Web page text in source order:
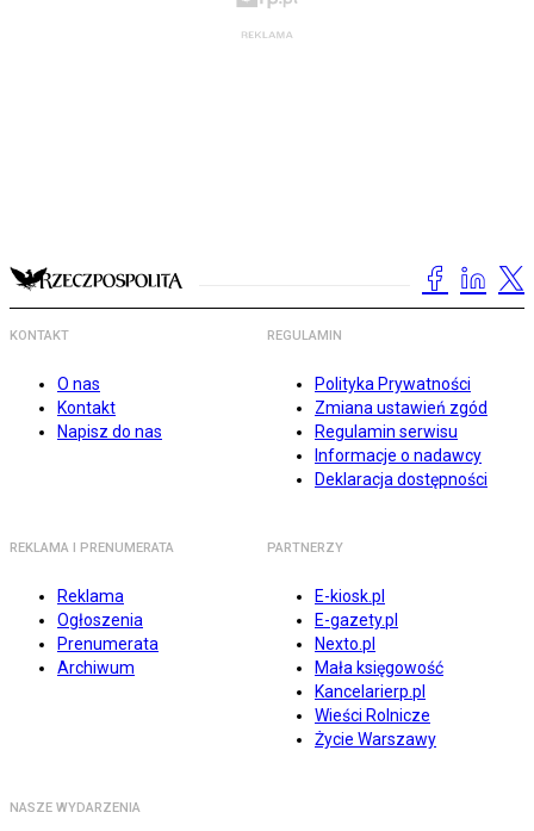
KONTAKT
O nas
Kontakt
Napisz do nas
REGULAMIN
Polityka Prywatności
Zmiana ustawień zgód
Regulamin serwisu
Informacje o nadawcy
Deklaracja dostępności
REKLAMA I PRENUMERATA
Reklama
Ogłoszenia
Prenumerata
Archiwum
PARTNERZY
E-kiosk.pl
E-gazety.pl
Nexto.pl
Mała księgowość
Kancelarierp.pl
Wieści Rolnicze
Życie Warszawy
NASZE WYDARZENIA